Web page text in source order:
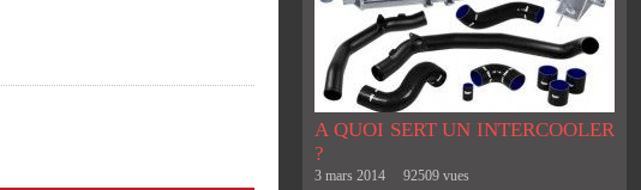
A QUOI SERT UN INTERCOOLER
?
3 mars 2014 92509 vues